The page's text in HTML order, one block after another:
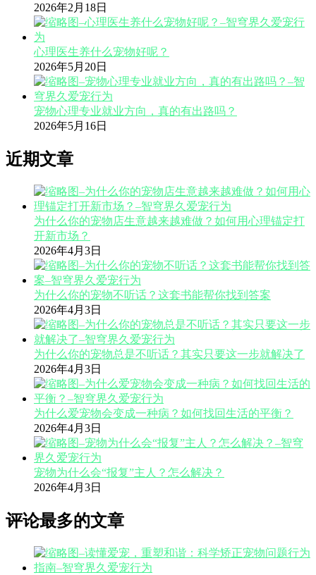
2026年2月18日
心理医生养什么宠物好呢？
2026年5月20日
宠物心理专业就业方向，真的有出路吗？
2026年5月16日
近期文章
为什么你的宠物店生意越来越难做？如何用心理锚定打
开新市场？
2026年4月3日
为什么你的宠物不听话？这套书能帮你找到答案
2026年4月3日
为什么你的宠物总是不听话？其实只要这一步就解决了
2026年4月3日
为什么爱宠物会变成一种病？如何找回生活的平衡？
2026年4月3日
宠物为什么会“报复”主人？怎么解决？
2026年4月3日
评论最多的文章